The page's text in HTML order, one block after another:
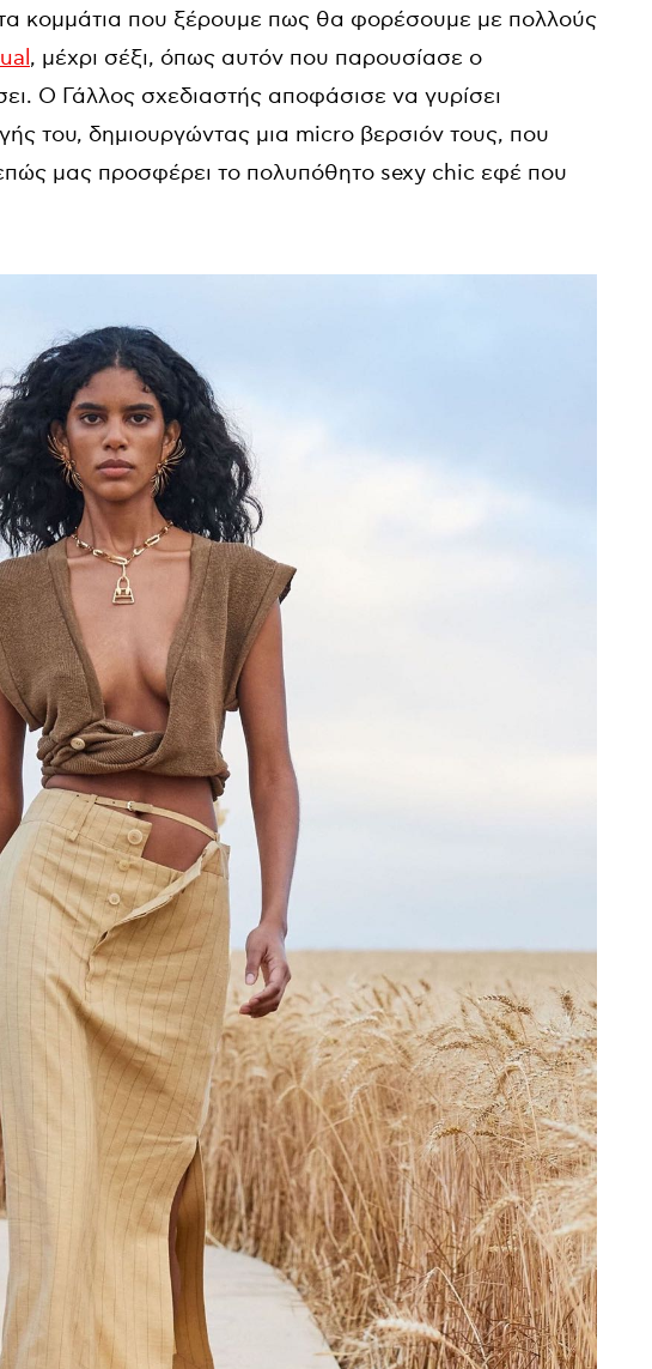
τα κομμάτια που ξέρουμε πως θα φορέσουμε με πολλούς
, μέχρι σέξι, όπως αυτόν που παρουσίασε ο
Ο Γάλλος σχεδιαστής αποφάσισε να γυρίσει
του, δημιουργώντας μια micro βερσιόν τους, που
μας προσφέρει το πολυπόθητο sexy chic εφέ που